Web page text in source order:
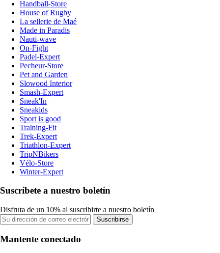
Handball-Store
House of Rugby
La sellerie de Maé
Made in Paradis
Nauti-wave
On-Fight
Padel-Expert
Pecheur-Store
Pet and Garden
Slowood Interior
Smash-Expert
Sneak'In
Sneakids
Sport is good
Training-Fit
Trek-Expert
Triathlon-Expert
TripNBikers
Vélo-Store
Winter-Expert
Suscríbete a nuestro boletín
Disfruta de un 10% al suscribirte a nuestro boletín
Suscribirse
Mantente conectado